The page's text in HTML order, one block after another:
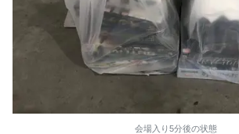
会場入り5分後の状態